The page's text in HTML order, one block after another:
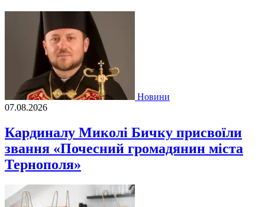
Новини
07.08.2026
Кардиналу Миколі Бичку присвоїли
звання «Почесний громадянин міста
Тернополя»